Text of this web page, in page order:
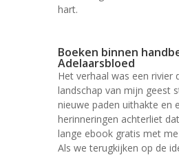
hart.
Boeken binnen
Adelaarsbloed
Het verhaal was een rivier
landschap van mijn geest
nieuwe paden uithakte en
herinneringen achterliet
lange ebook gratis met
Als we terugkijken op de